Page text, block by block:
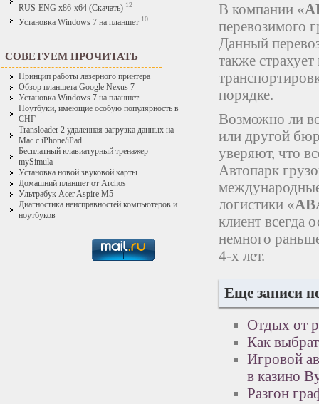
RUS-ENG x86-x64 (Скачать) 12
Установка Windows 7 на планшет 10
СОВЕТУЕМ ПРОЧИТАТЬ
Принцип работы лазерного принтера
Обзор планшета Google Nexus 7
Установка Windows 7 на планшет
Ноутбуки, имеющие особую популярность в
СНГ
Transloader 2 удаленная загрузка данных на
Mac с iPhone/iPad
Бесплатный клавиатурный тренажер
mySimula
Установка новой звуковой карты
Домашний планшет от Archos
Ультрабук Acer Aspire M5
Диагностика неисправностей компьютеров и
ноутбуков
В компании «
перевозимого
Данный
также
порядке.
Возможно ли
или другой
уверяют, что
Автопарк
логистики «
клиент всегда
немного
4-х лет.
Еще записи
Отдых от
Как
Игровой
в казино
Разгон